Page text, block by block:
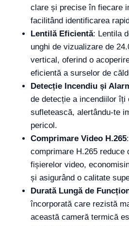
clare și precise în fiecare
facilitând identificarea
Lentilă Eficientă: Lentila
unghi de vizualizare de
vertical, oferind o
eficientă a surselor de
Detecție Incendiu și
de detecție a incendiilor îți
sufletească, alertându-te
pericol.
Comprimare Video H.265
comprimare H.265 reduce
fișierelor video,
și asigurând o calitate
Durată Lungă de
încorporată care rezistă
această cameră termică